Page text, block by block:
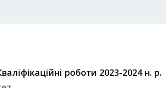
роботи 2023-2024 н. р.